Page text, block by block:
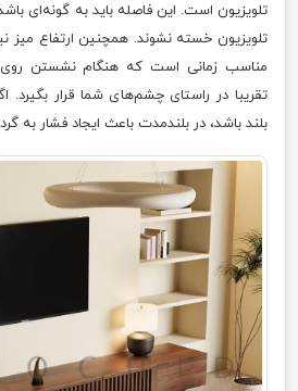
تلویزیون است. این فاصله باید به گونه‌ای
تلویزیون خسته نشوند. همچنین ارتفاع میز
مناسب زمانی است که هنگام نشستن
تقریبا در راستای چشم‌های شما قرار بگیرد.
بلند باشد، در بلندمدت باعث ایجاد فشار به